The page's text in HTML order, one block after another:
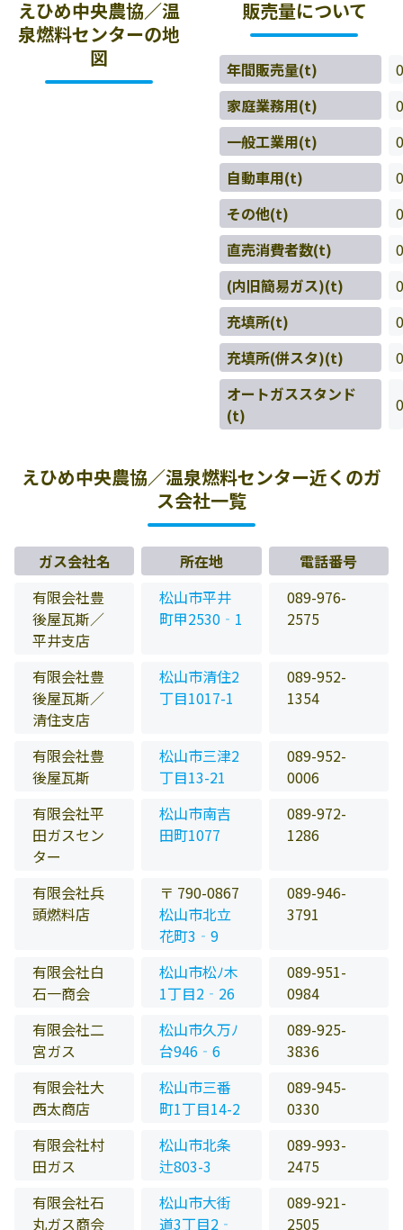
えひめ中央農協／温
泉燃料センターの地
図
販売量について
年間販売量(t)
0
家庭業務用(t)
0
一般工業用(t)
0
自動車用(t)
0
その他(t)
0
直売消費者数(t)
0
(内旧簡易ガス)(t)
0
充填所(t)
0
充填所(併スタ)(t)
0
オートガススタンド
(t)
0
えひめ中央農協／温泉燃料センター近くのガ
ス会社一覧
ガス会社名 所在地
電話番号
有限会社豊
後屋瓦斯／
平井支店
松山市平井
町甲2530‐1
089-976-
2575
有限会社豊
後屋瓦斯／
清住支店
松山市清住2
丁目1017-1
089-952-
1354
有限会社豊
後屋瓦斯
松山市三津2
丁目13-21
089-952-
0006
有限会社平
田ガスセン
ター
松山市南吉
田町1077
089-972-
1286
有限会社兵
頭燃料店
〒 790-0867
松山市北立
花町3‐9
089-946-
3791
有限会社白
石一商会
松山市松ﾉ木
1丁目2‐26
089-951-
0984
有限会社二
宮ガス
松山市久万ﾉ
台946‐6
089-925-
3836
有限会社大
西太商店
松山市三番
町1丁目14-2
089-945-
0330
有限会社村
田ガス
松山市北条
辻803-3
089-993-
2475
有限会社石
丸ガス商会
松山市大街
道3丁目2‐
089-921-
2505